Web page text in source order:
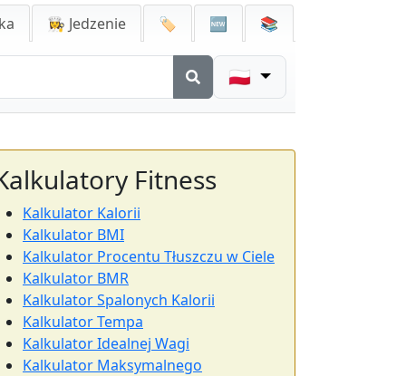
👩‍🍳 Jedzenie 🏷️ 🆕 📚
🇵🇱
Fitness
Kalkulator Kalorii
Kalkulator BMI
Kalkulator Procentu Tłuszczu w Ciele
Kalkulator BMR
Kalkulator Spalonych Kalorii
Kalkulator Tempa
Kalkulator Idealnej Wagi
Kalkulator Maksymalnego